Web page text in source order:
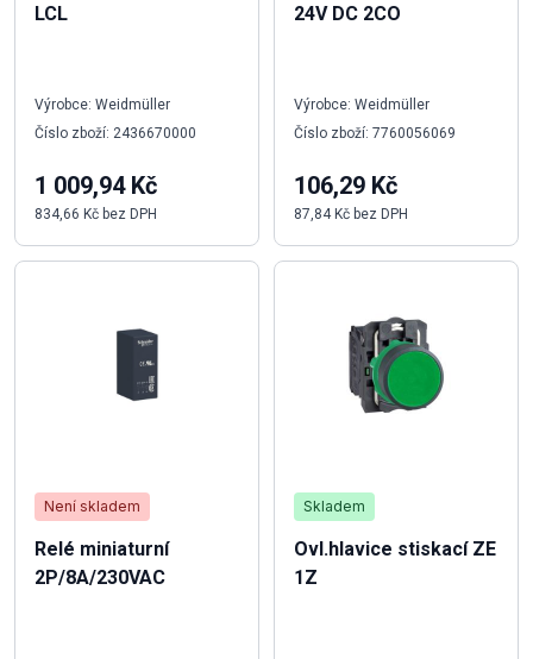
LCL
Výrobce: Weidmüller
Číslo zboží: 2436670000
1 009,94 Kč
834,66 Kč bez DPH
Není skladem
Relé miniaturní
2P/8A/230VAC
24V DC 2CO
Výrobce: Weidmüller
Číslo zboží: 7760056069
106,29 Kč
87,84 Kč bez DPH
Skladem
Ovl.hlavice stiskací ZE
1Z